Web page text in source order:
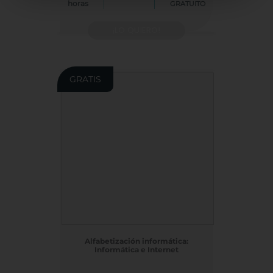
horas GRATUITO
GRATIS
Alfabetización informática:
Informática e Internet